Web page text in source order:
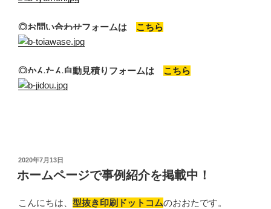
◎お問い合わせフォームは こちら
◎かんたん自動見積りフォームは こちら
投
稿
日:
2020年7月13日
ホームページで事例紹介を掲載中！
こんにちは、 型抜き印刷ドットコムのおおたです。